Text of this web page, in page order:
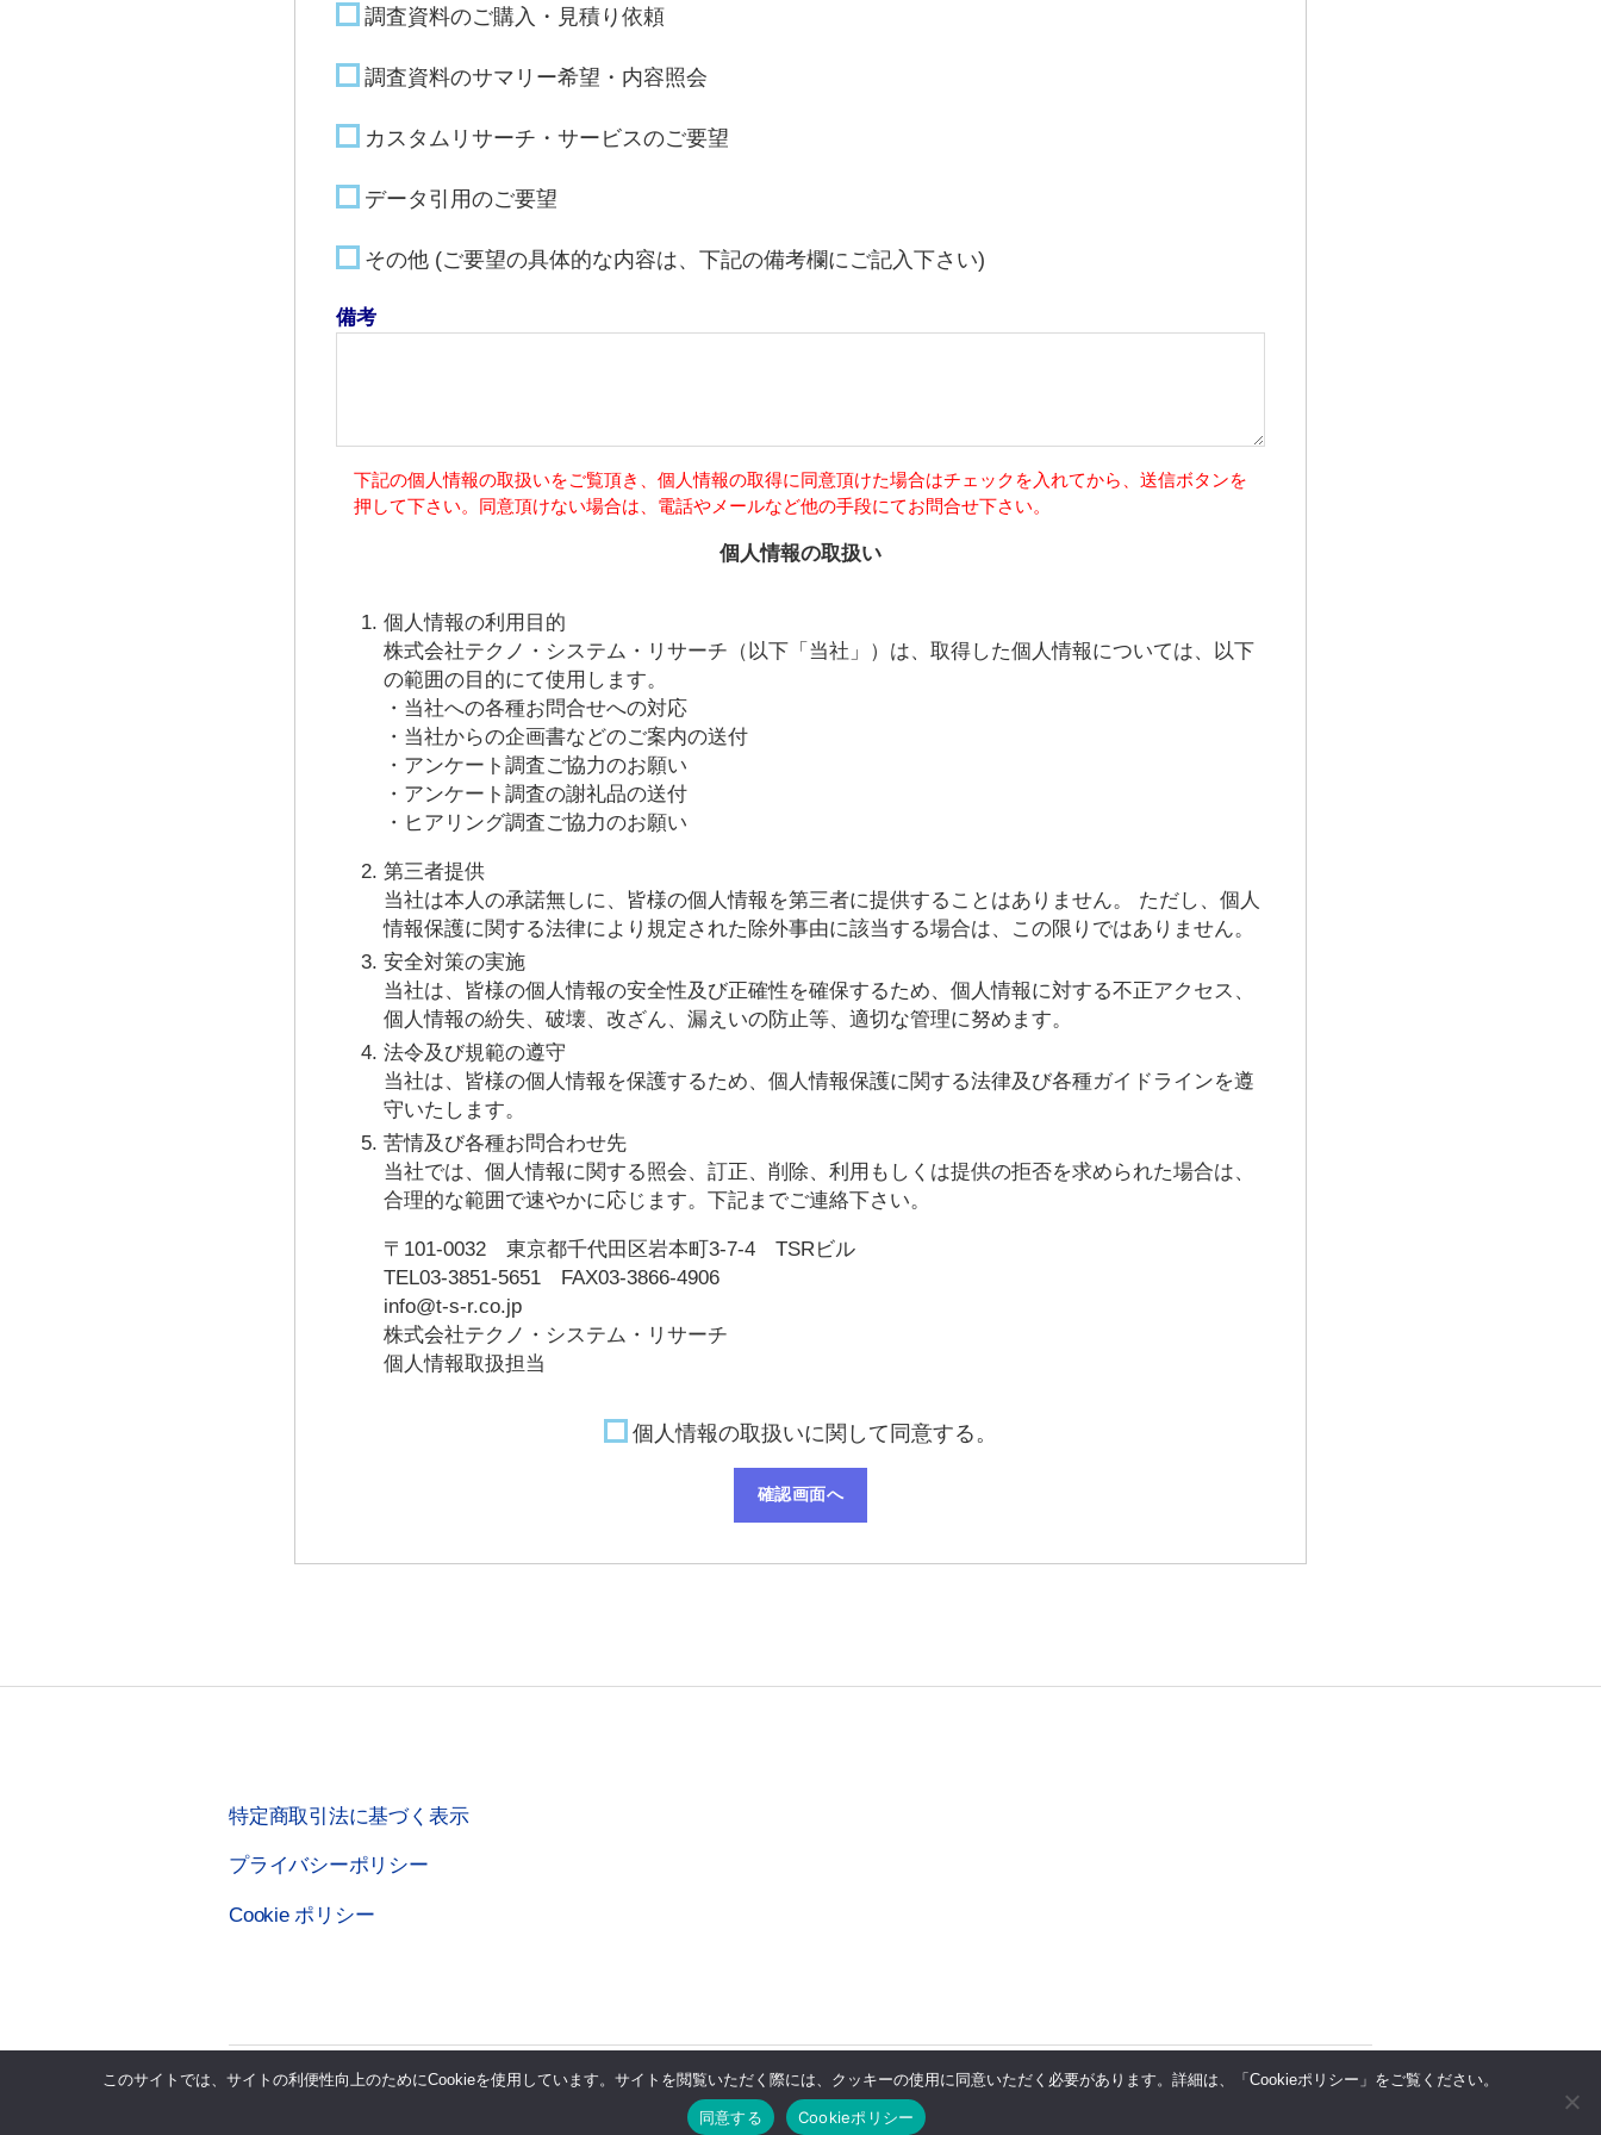
調査資料のご購入・見積り依頼
調査資料のサマリー希望・内容照会
カスタムリサーチ・サービスのご要望
データ引用のご要望
その他 (ご要望の具体的な内容は、下記の備考欄にご記入下さい)
備考
下記の個人情報の取扱いをご覧頂き、個人情報の取得に同意頂けた場合はチェックを入れてから、送信ボタンを
押して下さい。同意頂けない場合は、電話やメールなど他の手段にてお問合せ下さい。
個人情報の取扱い
個人情報の利用目的
株式会社テクノ・システム・リサーチ（以下「当社」）は、取得した個人情報については、以下
の範囲の目的にて使用します。
・当社への各種お問合せへの対応
・当社からの企画書などのご案内の送付
・アンケート調査ご協力のお願い
・アンケート調査の謝礼品の送付
・ヒアリング調査ご協力のお願い
第三者提供
当社は本人の承諾無しに、皆様の個人情報を第三者に提供することはありません。 ただし、個人
情報保護に関する法律により規定された除外事由に該当する場合は、この限りではありません。
安全対策の実施
当社は、皆様の個人情報の安全性及び正確性を確保するため、個人情報に対する不正アクセス、
個人情報の紛失、破壊、改ざん、漏えいの防止等、適切な管理に努めます。
法令及び規範の遵守
当社は、皆様の個人情報を保護するため、個人情報保護に関する法律及び各種ガイドラインを遵
守いたします。
苦情及び各種お問合わせ先
当社では、個人情報に関する照会、訂正、削除、利用もしくは提供の拒否を求められた場合は、
合理的な範囲で速やかに応じます。下記までご連絡下さい。
〒101-0032 東京都千代田区岩本町3-7-4 TSRビル
TEL03-3851-5651 FAX03-3866-4906
info@t-s-r.co.jp
株式会社テクノ・システム・リサーチ
個人情報取扱担当
個人情報の取扱いに関して同意する。
特定商取引法に基づく表示
プライバシーポリシー
Cookie ポリシー
このサイトでは、サイトの利便性向上のためにCookieを使用しています。サイトを閲覧いただく際には、クッキーの使用に同意いただく必要があります。詳細は、「Cookieポリシー」をご覧ください。
同意する Cookieポリシー